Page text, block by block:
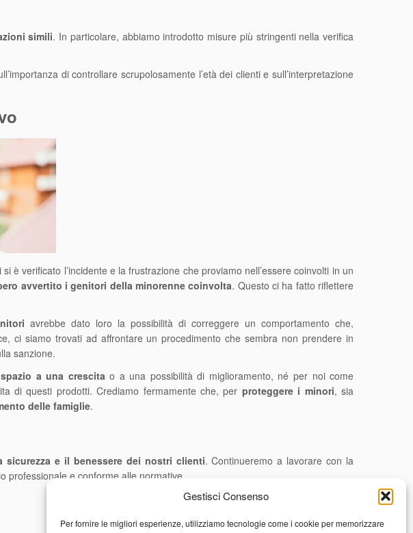
Gestisci Consenso
Per fornire le migliori esperienze, utilizziamo tecnologie come i cookie per memorizzare
simili. In particolare, abbiamo introdotto misure più stringenti nella verifica
di controllare scrupolosamente l’età dei clienti e sull’interpretazione
verificato l’incidente e la frustrazione che proviamo nell’essere coinvolti in un
avvertito i genitori della minorenne coinvolta. Questo ci ha fatto riflettere
avrebbe dato loro la possibilità di correggere un comportamento che,
ci siamo trovati ad affrontare un procedimento che sembra non prendere in
sanzione.
a una crescita o a una possibilità di miglioramento, né per noi come
di questi prodotti. Crediamo fermamente che, per proteggere i minori, sia
delle famiglie.
sicurezza e il benessere dei nostri clienti. Continueremo a lavorare con la
professionale e conforme alle normative.